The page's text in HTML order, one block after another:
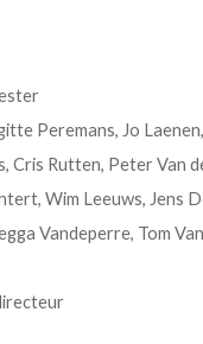
Peremans, Jo
Cris Rutten, Peter Van
Wim Leeuws, Jens
Vandeperre, Tom